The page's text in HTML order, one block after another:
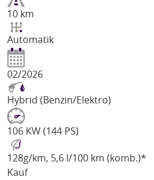
10 km
Automatik
02/2026
Hybrid (Benzin/Elektro)
106 KW (144 PS)
128g/km, 5,6 l/100 km (komb.)*
Kauf